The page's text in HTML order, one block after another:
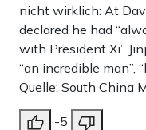
nicht wirklich: At
declared he had
with President Xi”
“an incredible man”,
Quelle: South China
-5